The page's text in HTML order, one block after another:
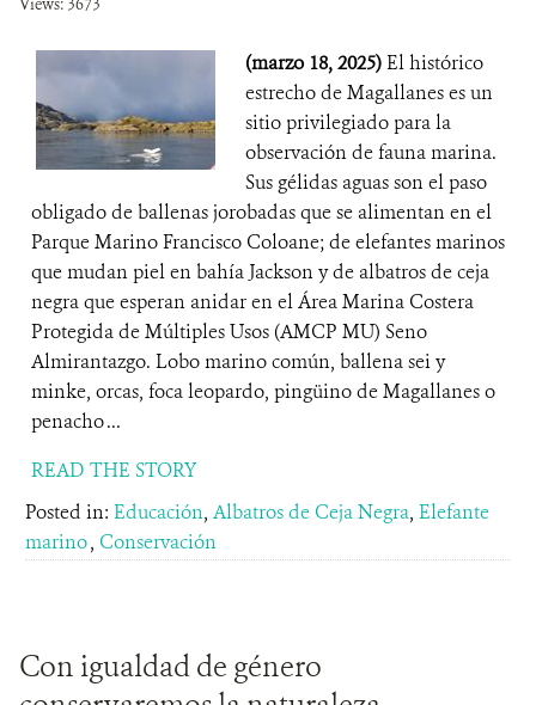
Views: 3673
(marzo 18, 2025)El histórico
estrecho de Magallanes es un
sitio privilegiado para la
observación de fauna marina.
Sus gélidas aguas son el paso
obligado de ballenas jorobadas que se alimentan en el
Parque Marino Francisco Coloane; de elefantes marinos
que mudan piel en bahía Jackson y de albatros de ceja
negra que esperan anidar en el Área Marina Costera
Protegida de Múltiples Usos (AMCP MU) Seno
Almirantazgo. Lobo marino común, ballena sei y
minke, orcas, foca leopardo, pingüino de Magallanes o
penacho ...
READ THE STORY
Posted in: Educación, Albatros de Ceja Negra, Elefante
marino, Conservación
Con igualdad de género